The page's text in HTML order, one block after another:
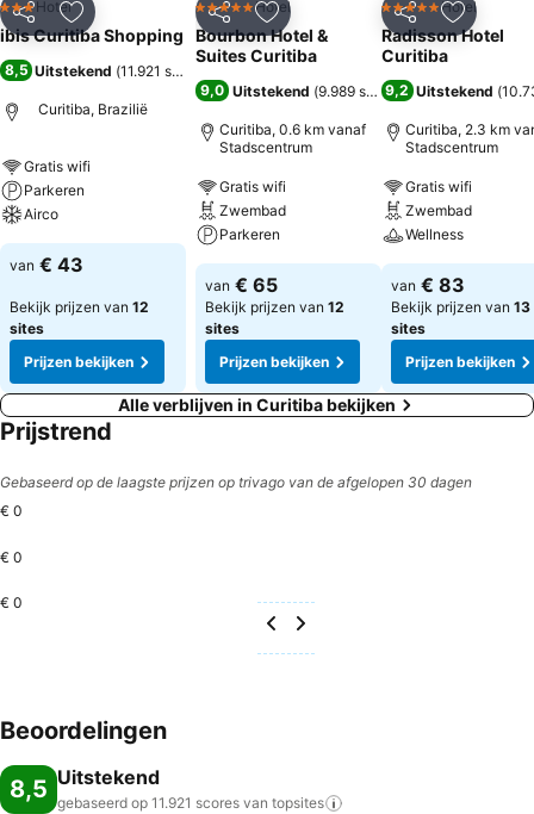
Delen Toevoegen aan favorieten
3 Sterren
Hotel
ibis Curitiba Shopping
8,5 Uitstekend (11.921 scores
Curitiba, Brazilië
Gratis wifi
Parkeren
Airco
van € 43
Bekijk prijzen van 12
sites
Prijzen bekijken
Delen Toevoegen aan favorieten
5 Sterren Hotel
Bourbon Hotel &
Suites Curitiba
9,0 Uitstekend (9.989 scores)
Curitiba, 0.6 km vanaf
Stadscentrum
Gratis wifi
Zwembad
Parkeren
van € 65
Bekijk prijzen van 12
sites
Prijzen bekijken
Delen
5 Sterren Hotel
Radisson Hotel
Curitiba
9,2 Uitstekend (
Curitiba, 2.3 km
Stadscentrum
Gratis wifi
Zwembad
Wellness
van € 83
Bekijk prijzen van 13
sites
Prijzen bekijken
Alle verblijven in Curitiba bekijken
Prijstrend
Gebaseerd op de laagste prijzen op trivago van de afgelopen 30 dagen
€ 0
€ 0
€ 0
Beoordelingen
8,5 Uitstekend
gebaseerd op 11.921 scores van topsites